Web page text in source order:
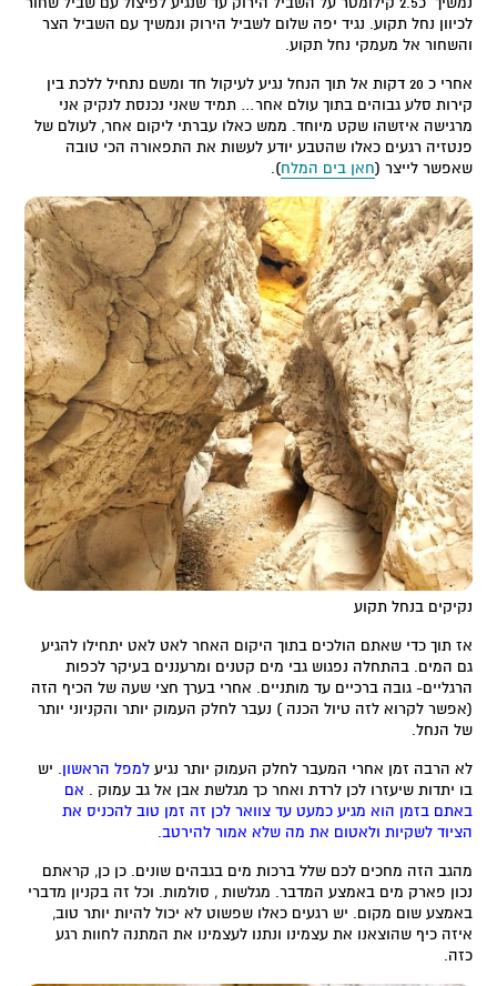
לכיוון נחל תקוע. נגיד יפה שלום לשביל הירוק ונמשיך עם השביל הצר
והשחור אל מעמקי נחל תקוע.
אחרי כ 20 דקות אל תוך הנחל נגיע לעיקול חד ומשם נתחיל ללכת בין
קירות סלע גבוהים בתוך עולם אחר… תמיד שאני נכנסת לנקיק אני
מרגישה איזשהו שקט מיוחד. ממש כאלו עברתי ליקום אחר, לעולם של
פנטזיה רגעים כאלו שהטבע יודע לעשות את התפאורה הכי טובה
שאפשר לייצר (חאן בים המלח).
נקיקים בנחל תקוע
אז תוך כדי שאתם הולכים בתוך היקום האחר לאט לאט יתחילו להגיע
גם המים. בהתחלה נפגוש גבי מים קטנים ומרעננים בעיקר לכפות
הרגליים- גובה ברכיים עד מותניים. אחרי בערך חצי שעה של הכיף הזה
(אפשר לקרוא לזה טיול הכנה ) נעבר לחלק העמוק יותר והקניוני יותר
של הנחל.
לא הרבה זמן אחרי המעבר לחלק העמוק יותר נגיעלמפל הראשון. יש
בו יתדות שיעזרו לכן לרדת ואחר כך מגלשת אבן אל גב עמוק . אם
באתם בזמן הוא מגיע כמעט עד צוואר לכן זה זמן טוב להכניס את
הציוד לשקיות ולאטום את מה שלא אמור להירטב.
מהגב הזה מחכים לכם שלל ברכות מים בגבהים שונים. כן כן, קראתם
נכון פארק מים באמצע המדבר. מגלשות , סולמות. וכל זה בקניון מדברי
באמצע שום מקום. יש רגעים כאלו שפשוט לא יכול להיות יותר טוב,
איזה כיף שהוצאנו את עצמינו ונתנו לעצמינו את המתנה לחוות רגע
כזה.